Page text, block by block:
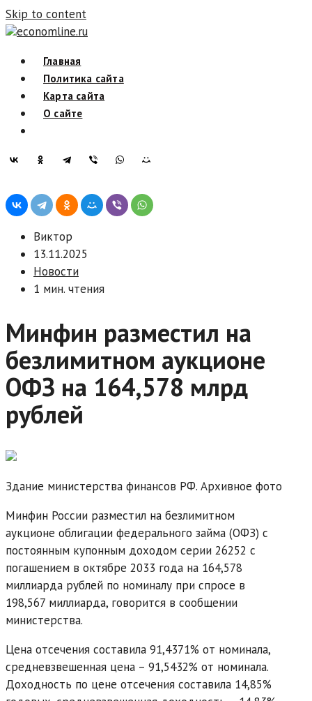
Skip to content
economline.ru
Главная
Политика сайта
Карта сайта
О сайте
Виктор
13.11.2025
Новости
1 мин. чтения
Минфин разместил на
безлимитном аукционе
ОФЗ на 164,578 млрд
рублей
Здание министерства финансов РФ. Архивное фото
Минфин России разместил на безлимитном
аукционе облигации федерального займа (ОФЗ) с
постоянным купонным доходом серии 26252 с
погашением в октябре 2033 года на 164,578
миллиарда рублей по номиналу при спросе в
198,567 миллиарда, говорится в сообщении
министерства.
Цена отсечения составила 91,4371% от номинала,
средневзвешенная цена – 91,5432% от номинала.
Доходность по цене отсечения составила 14,85%